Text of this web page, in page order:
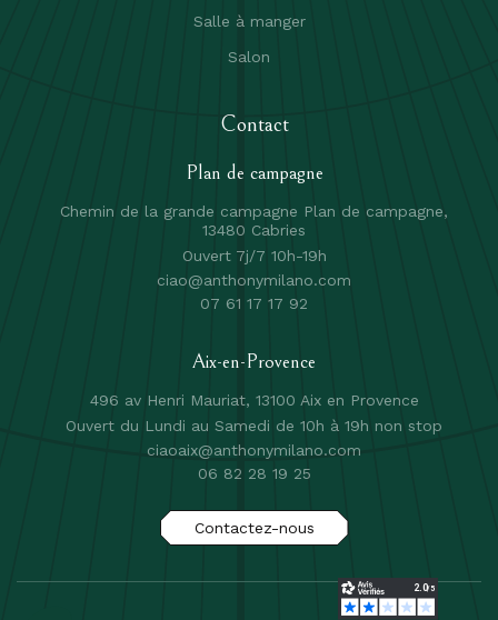
Salle à manger
Salon
Contact
Plan de campagne
Chemin de la grande campagne Plan de campagne,
13480 Cabries
Ouvert 7j/7 10h-19h
ciao@anthonymilano.com
07 61 17 17 92
Aix-en-Provence
496 av Henri Mauriat, 13100 Aix en Provence
Ouvert du Lundi au Samedi de 10h à 19h non stop
ciaoaix@anthonymilano.com
06 82 28 19 25
Contactez-nous